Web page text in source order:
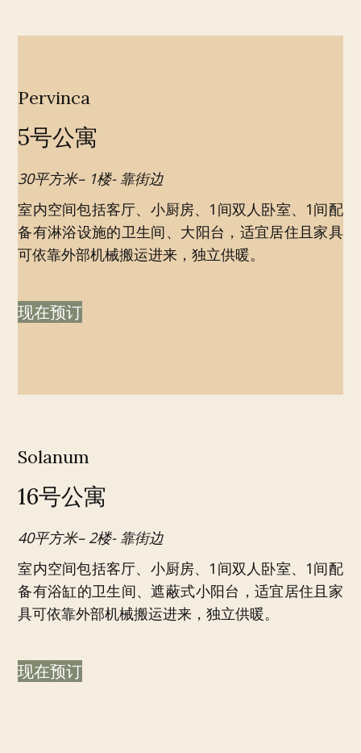
Pervinca
5号公寓
30平方米– 1楼- 靠街边
室内空间包括客厅、小厨房、1间双人卧室、1间配
备有淋浴设施的卫生间、大阳台，适宜居住且家具
可依靠外部机械搬运进来，独立供暖。
现在预订
Solanum
16号公寓
40平方米– 2楼- 靠街边
室内空间包括客厅、小厨房、1间双人卧室、1间配
备有浴缸的卫生间、遮蔽式小阳台，适宜居住且家
具可依靠外部机械搬运进来，独立供暖。
现在预订